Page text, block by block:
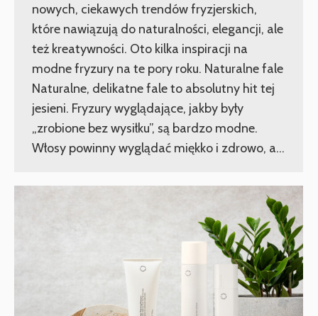
nowych, ciekawych trendów fryzjerskich,
które nawiązują do naturalności, elegancji, ale
też kreatywności. Oto kilka inspiracji na
modne fryzury na te pory roku. Naturalne fale
Naturalne, delikatne fale to absolutny hit tej
jesieni. Fryzury wyglądające, jakby były
„zrobione bez wysiłku”, są bardzo modne.
Włosy powinny wyglądać miękko i zdrowo, a…